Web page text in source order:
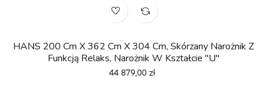
HANS 200 Cm X 362 Cm X 304 Cm, Skórzany Narożnik Z
Funkcją Relaks, Narożnik W Kształcie "U"
Cena
44 879,00 zł